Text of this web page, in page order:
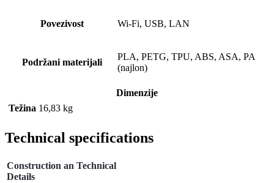
Povezivost Wi-Fi, USB, LAN
Podržani materijali
PLA, PETG, TPU, ABS, ASA, PA
(najlon)
Dimenzije
Težina 16,83 kg
Technical specifications
Construction an Technical
Details